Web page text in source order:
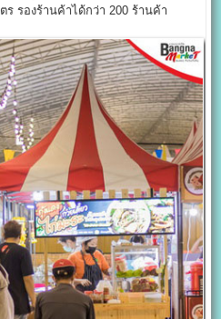
ร รองร้านค้าได้กว่า 200 ร้านค้า